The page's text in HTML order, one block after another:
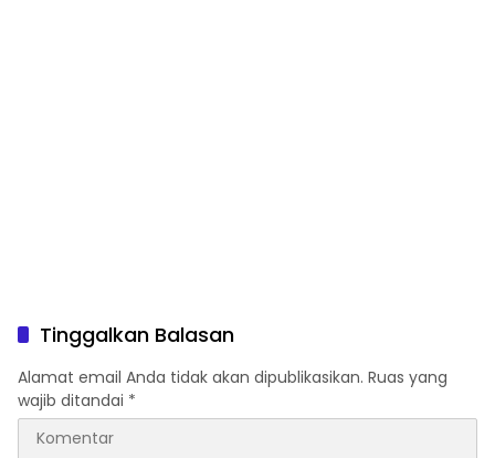
Tinggalkan Balasan
Alamat email Anda tidak akan dipublikasikan. Ruas yang
wajib ditandai *